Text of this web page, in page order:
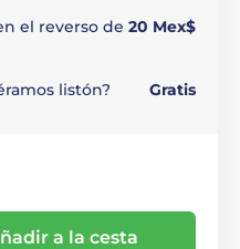
el reverso de 20 Mex$
listón? Gratis
a la cesta